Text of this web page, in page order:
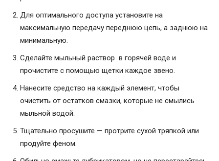
Для оптимального доступа установите на
максимальную передачу переднюю цепь, а заднюю на
минимальную.
Сделайте мыльный раствор в горячей воде и
прочистите с помощью щетки каждое звено.
Нанесите средство на каждый элемент, чтобы
очистить от остатков смазки, которые не смылись
мыльной водой.
Тщательно просушите — протрите сухой тряпкой или
продуйте феном.